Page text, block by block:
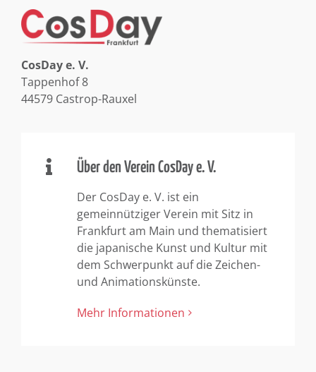
CosDay e. V.
Tappenhof 8
44579 Castrop-Rauxel
Über den Verein CosDay e. V.
Der CosDay e. V. ist ein
gemeinnütziger Verein mit Sitz in
Frankfurt am Main und thematisiert
die japanische Kunst und Kultur mit
dem Schwerpunkt auf die Zeichen-
und Animationskünste.
Mehr Informationen